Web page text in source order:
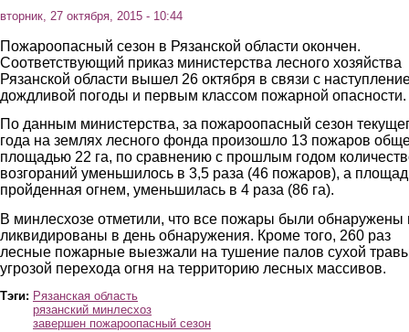
вторник, 27 октября, 2015 - 10:44
Пожароопасный сезон в Рязанской области окончен.
Соответствующий приказ министерства лесного хозяйства
Рязанской области вышел 26 октября в связи с
дождливой погоды и первым классом пожарной опасности.
По данным министерства, за пожароопасный сезон
года на землях лесного фонда произошло 13 пожаров
площадью 22 га, по сравнению с прошлым годом
возгораний уменьшилось в 3,5 раза (46 пожаров), а
пройденная огнем, уменьшилась в 4 раза (86 га).
В минлесхозе отметили, что все пожары были обнаружены
ликвидированы в день обнаружения. Кроме того, 260 раз
лесные пожарные выезжали на тушение палов сухой
угрозой перехода огня на территорию лесных массивов.
Тэги: Рязанская область
рязанский минлесхоз
завершен пожароопасный сезон